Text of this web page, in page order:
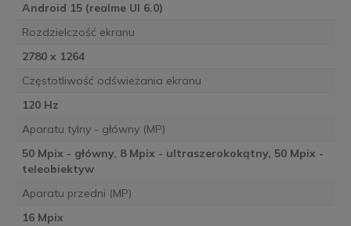
Android 15 (realme UI 6.0)
Rozdzielczość ekranu
2780 x 1264
Częstotliwość odświeżania ekranu
120 Hz
Aparatu tylny - główny (MP)
50 Mpix - główny, 8 Mpix - ultraszerokokątny, 50 Mpix -
teleobiektyw
Aparatu przedni (MP)
16 Mpix